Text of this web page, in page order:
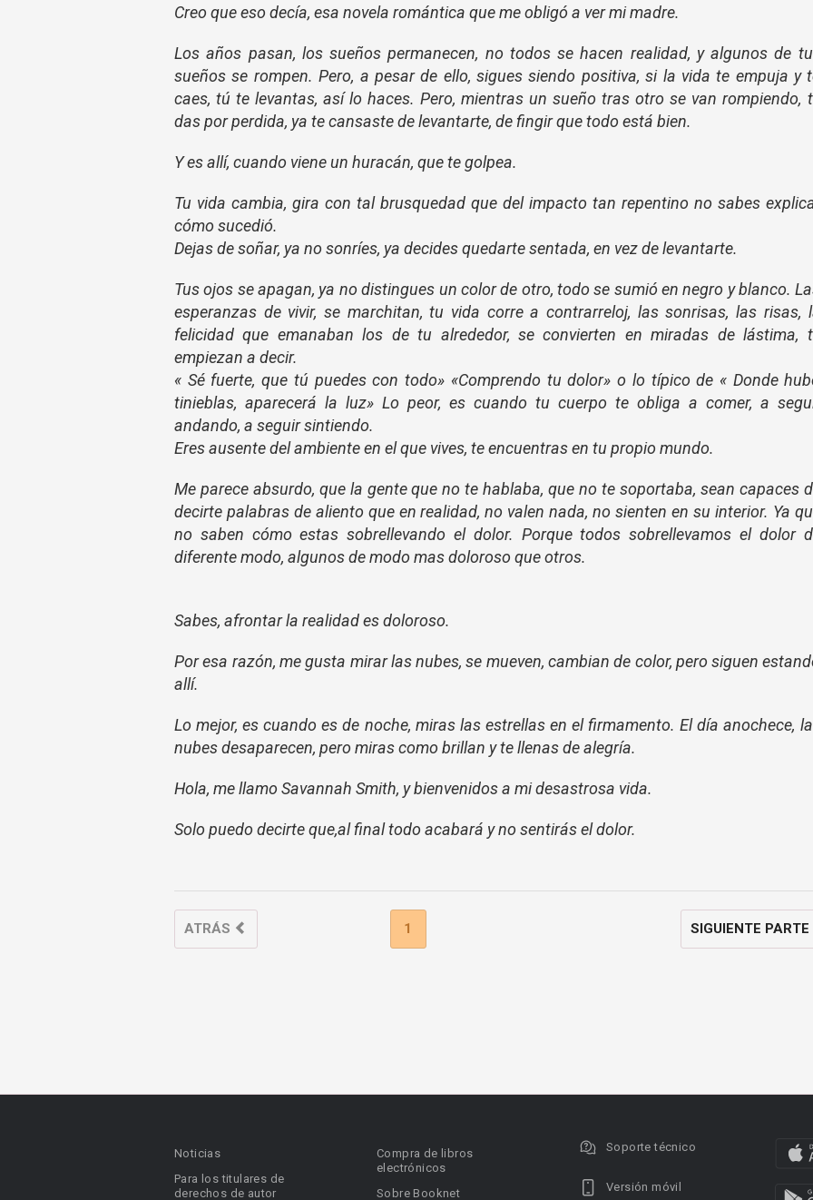
Creo que eso decía, esa novela romántica que me obligó a ver mi madre.
Los años pasan, los sueños permanecen, no todos se hacen realidad, y algunos de
sueños se rompen. Pero, a pesar de ello, sigues siendo positiva, si la vida te empuja y
caes, tú te levantas, así lo haces. Pero, mientras un sueño tras otro se van rompiendo,
das por perdida, ya te cansaste de levantarte, de fingir que todo está bien.
Y es allí, cuando viene un huracán, que te golpea.
Tu vida cambia, gira con tal brusquedad que del impacto tan repentino no sabes
cómo sucedió.
Dejas de soñar, ya no sonríes, ya decides quedarte sentada, en vez de levantarte.
Tus ojos se apagan, ya no distingues un color de otro, todo se sumió en negro y blanco.
esperanzas de vivir, se marchitan, tu vida corre a contrarreloj, las sonrisas, las risas,
felicidad que emanaban los de tu alrededor, se convierten en miradas de lástima,
empiezan a decir.
« Sé fuerte, que tú puedes con todo» «Comprendo tu dolor» o lo típico de « Donde
tinieblas, aparecerá la luz» Lo peor, es cuando tu cuerpo te obliga a comer, a
andando, a seguir sintiendo.
Eres ausente del ambiente en el que vives, te encuentras en tu propio mundo.
Me parece absurdo, que la gente que no te hablaba, que no te soportaba, sean capaces
decirte palabras de aliento que en realidad, no valen nada, no sienten en su interior. Ya
no saben cómo estas sobrellevando el dolor. Porque todos sobrellevamos el dolor
diferente modo, algunos de modo mas doloroso que otros.
Sabes, afrontar la realidad es doloroso.
Por esa razón, me gusta mirar las nubes, se mueven, cambian de color, pero siguen
allí.
Lo mejor, es cuando es de noche, miras las estrellas en el firmamento. El día anochece,
nubes desaparecen, pero miras como brillan y te llenas de alegría.
Hola, me llamo Savannah Smith, y bienvenidos a mi desastrosa vida.
Solo puedo decirte que,al final todo acabará y no sentirás el dolor.
ATRÁS 1 SIGUIENTE PARTE
Noticias
Para los titulares de
derechos de autor
Compra de libros
electrónicos
Sobre Booknet
Soporte técnico
Versión móvil